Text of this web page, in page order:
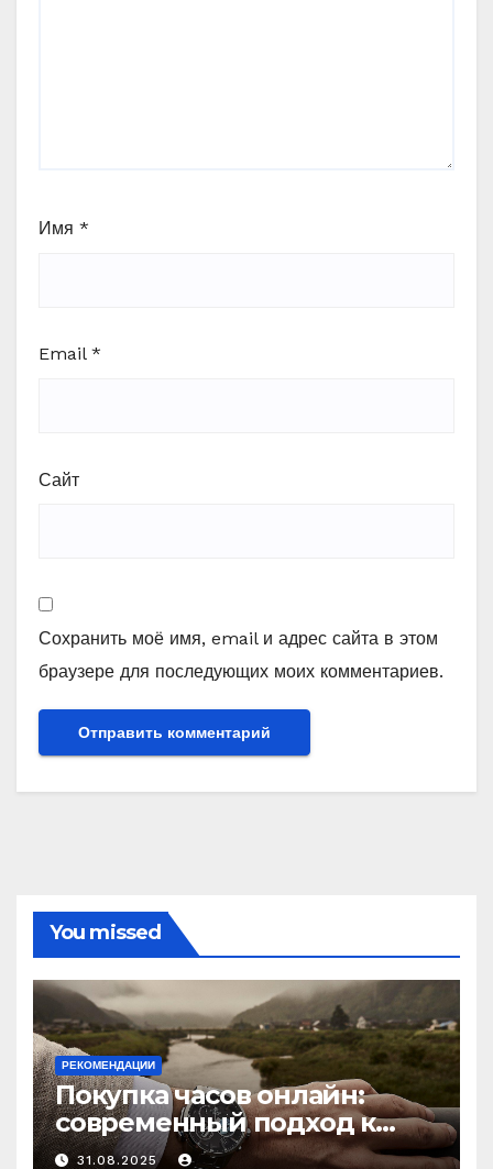
Имя *
Email *
Сайт
Сохранить моё имя, email и адрес сайта в этом
браузере для последующих моих комментариев.
You missed
РЕКОМЕНДАЦИИ
Покупка часов онлайн:
современный подход к
выбору аксессуаров
31.08.2025